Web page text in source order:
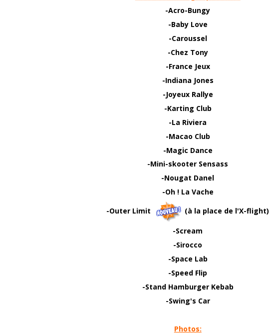
-Acro-Bungy
-Baby Love
-Caroussel
-Chez Tony
-France Jeux
-Indiana Jones
-Joyeux Rallye
-Karting Club
-La Riviera
-Macao Club
-Magic Dance
-Mini-skooter Sensass
-Nougat Danel
-Oh ! La Vache
-Outer Limit
(à la place de l'X-flight)
-Scream
-Sirocco
-Space Lab
-Speed Flip
-Stand Hamburger Kebab
-Swing's Car
Photos: